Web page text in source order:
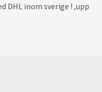
DHL inom sverige ! ,upp